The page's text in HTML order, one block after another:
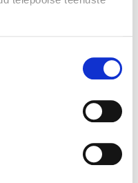
ja tulete ise järele)